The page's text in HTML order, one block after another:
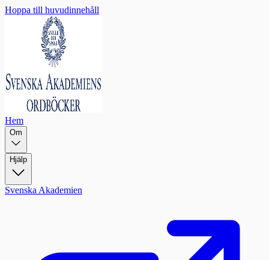
Hoppa till huvudinnehåll
Hem
Om
Hjälp
Svenska Akademien